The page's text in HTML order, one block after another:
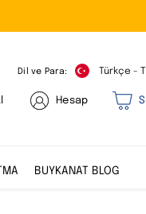
Dil ve Para: Türkçe -
Hesap
BUYKANAT BLOG